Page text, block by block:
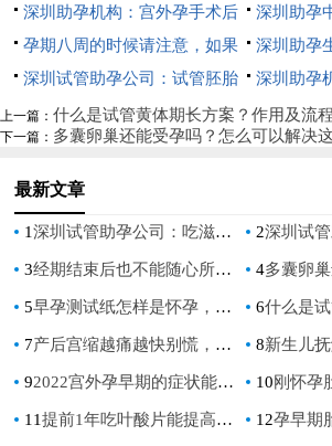
结果解读
须注意这
后多久可以怀孕,复通手术后一
般多久能怀上
少,孕期糖
深圳助孕机构：宫外孕手术后
别急着要孩子，否则容易出现问
题
深圳助孕
一定要注意
愈
孕期八周的时候请注意，如果
孕酮低于这个水平有较大可能胎
停！
深圳助孕
自测输卵管
的赶紧看
深圳试管助孕公司：试管胚胎
811是什么意思,胚胎等级会不会
影响小孩
深圳助孕
敷的黄金时
的效果大
上一篇： 什么是试管黄体期长方案？作用及流
下一篇： 多囊卵巢还能受孕吗？怎么可以解决
最新文章
1深圳试管助孕公司：吃滋肾育胎虽然有副作用，但不一定使宝宝脑瘫 2深圳试管助孕公司：
3经期结束后也不能随心所欲，经期结束后的注意事项你都知道吗 4多囊卵巢还能受
5早孕测试纸怎样是怀孕，一分钟教你读懂早孕试纸 6什么是试管黄体期
7产后宫缩越痛越快别慌，反应越大恢复得越快 8新生儿抚触油不是
92022宫外孕早期的症状能够被女性察觉到吗-为什么- 10刚怀孕肚子
11提前1年吃叶酸片能提高自然受孕怀双胞胎的几率吗？ 12孕早期胎停身体会有